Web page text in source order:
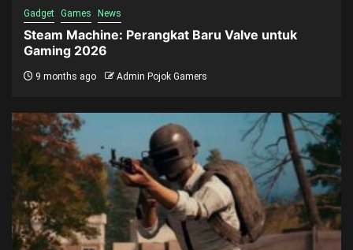
Gadget Games News
Steam Machine: Perangkat Baru Valve untuk
Gaming 2026
9 months ago Admin Pojok Gamers